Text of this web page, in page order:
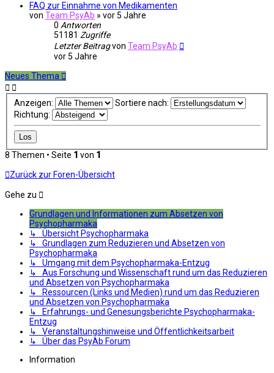
FAQ zur Einnahme von Medikamenten
von Team PsyAb » vor 5 Jahre
0 Antworten
51181 Zugriffe
Letzter Beitragvon Team PsyAb
vor 5 Jahre
Neues Thema
Anzeigen:
Sortiere nach:
Richtung:
8 Themen • Seite 1 von 1
Zurück zur Foren-Übersicht
Gehe zu
Grundlagen und Informationen zum Absetzen von
Psychopharmaka
↳ Übersicht Psychopharmaka
↳ Grundlagen zum Reduzieren und Absetzen von
Psychopharmaka
↳ Umgang mit dem Psychopharmaka-Entzug
↳ Aus Forschung und Wissenschaft rund um das Reduzieren
und Absetzen von Psychopharmaka
↳ Ressourcen (Links und Medien) rund um das Reduzieren
und Absetzen von Psychopharmaka
↳ Erfahrungs- und Genesungsberichte Psychopharmaka-
Entzug
↳ Veranstaltungshinweise und Öffentlichkeitsarbeit
↳ Über das PsyAb Forum
Information